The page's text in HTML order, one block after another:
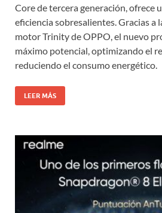
Core de tercera generación, ofrece
eficiencia sobresalientes. Gracias a
motor Trinity de OPPO, el nuevo
máximo potencial, optimizando el
reduciendo el consumo energético.
LEER MÁS